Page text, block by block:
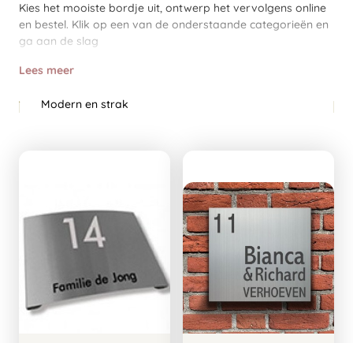
Kies het mooiste bordje uit, ontwerp het vervolgens online
en bestel. Klik op een van de onderstaande categorieën en
ga aan de slag
Lees meer
Nostalgisch en sfeervol